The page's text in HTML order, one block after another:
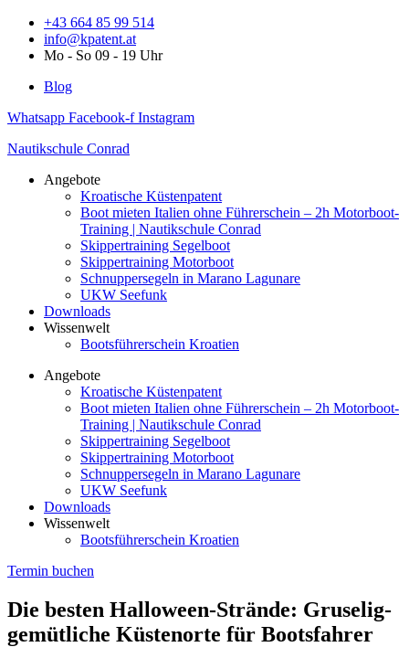
Zum
Inhalt
springen
+43 664 85 99 514
info@kpatent.at
Mo - So 09 - 19 Uhr
Blog
Whatsapp Facebook-f Instagram
Nautikschule Conrad
Angebote
Kroatische Küstenpatent
Boot mieten Italien ohne Führerschein – 2h Motorboot-
Training | Nautikschule Conrad
Skippertraining Segelboot
Skippertraining Motorboot
Schnuppersegeln in Marano Lagunare
UKW Seefunk
Downloads
Wissenwelt
Bootsführerschein Kroatien
Angebote
Kroatische Küstenpatent
Boot mieten Italien ohne Führerschein – 2h Motorboot-
Training | Nautikschule Conrad
Skippertraining Segelboot
Skippertraining Motorboot
Schnuppersegeln in Marano Lagunare
UKW Seefunk
Downloads
Wissenwelt
Bootsführerschein Kroatien
Termin buchen
Die besten Halloween-Strände: Gruselig-
gemütliche Küstenorte für Bootsfahrer